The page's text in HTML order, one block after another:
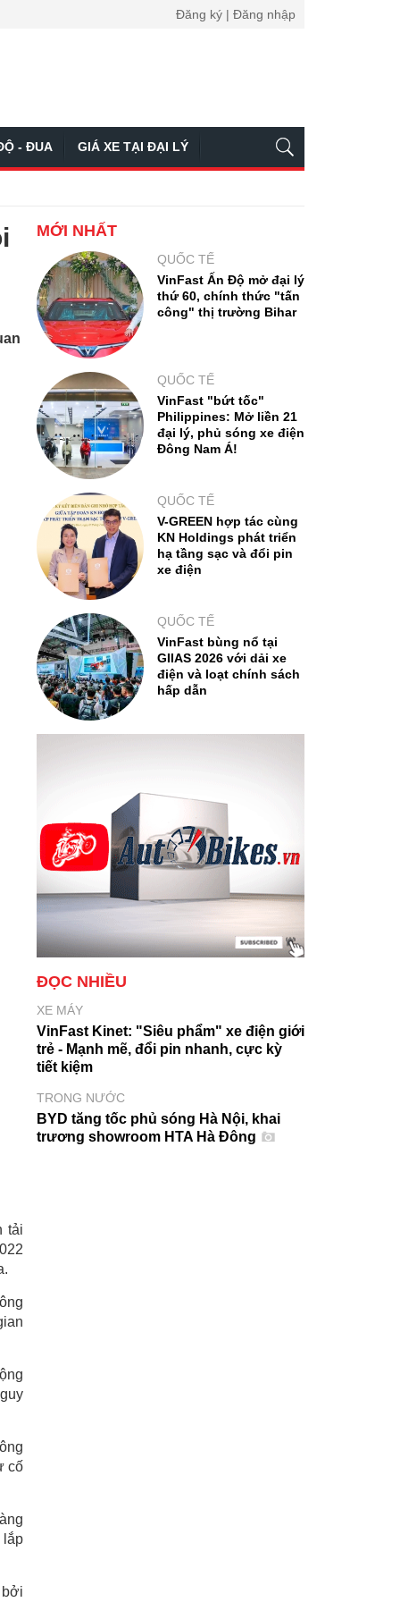
Đăng ký | Đăng nhập
- ĐUA GIÁ XE TẠI ĐẠI LÝ
tải
cố
lắp
bởi
MỚI NHẤT
QUỐC TẾ
VinFast Ấn Độ mở đại lý
thứ 60, chính thức "tấn
công" thị trường Bihar
QUỐC TẾ
VinFast "bứt tốc"
Philippines: Mở liền 21
đại lý, phủ sóng xe điện
Đông Nam Á!
QUỐC TẾ
V-GREEN hợp tác cùng
KN Holdings phát triển
hạ tầng sạc và đổi pin
xe điện
QUỐC TẾ
VinFast bùng nổ tại
GIIAS 2026 với dải xe
điện và loạt chính sách
hấp dẫn
ĐỌC NHIỀU
XE MÁY
VinFast Kinet: "Siêu phẩm" xe điện giới
trẻ - Mạnh mẽ, đổi pin nhanh, cực kỳ
tiết kiệm
TRONG NƯỚC
BYD tăng tốc phủ sóng Hà Nội, khai
trương showroom HTA Hà Đông